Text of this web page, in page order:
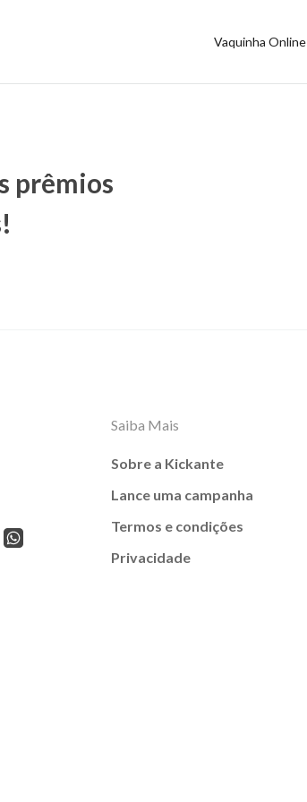
Vaquinha Online
prêmios
Saiba Mais
Sobre a Kickante
Lance uma campanha
Termos e condições
Privacidade